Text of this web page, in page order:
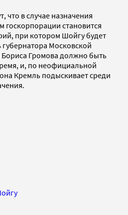
что в случае назначения
госкорпорации становится
при котором Шойгу будет
Московской
Громова должно быть
и, по неофициальной
Кремль подыскивает среди